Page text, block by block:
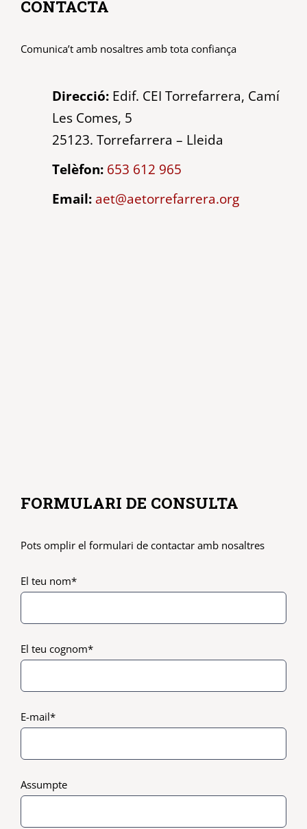
CONTACTA
Comunica’t amb nosaltres amb tota confiança
Direcció:Edif. CEI Torrefarrera, Camí
Les Comes, 5
25123. Torrefarrera – Lleida
Telèfon: 653 612 965
Email: aet@aetorrefarrera.org
FORMULARI DE CONSULTA
Pots omplir el formulari de contactar amb nosaltres
El teu nom*
El teu cognom*
E-mail*
Assumpte